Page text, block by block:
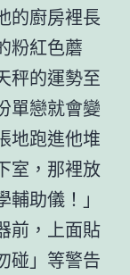
的廚房裡長
粉紅色蘑
秤的運勢至
單戀就會變
地跑進他堆
室，那裡放
助儀！」
前，上面貼
碰」等警告